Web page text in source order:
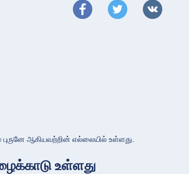
ஆகியவற்றின் எல்லையில் உள்ளது.
உள்ளது